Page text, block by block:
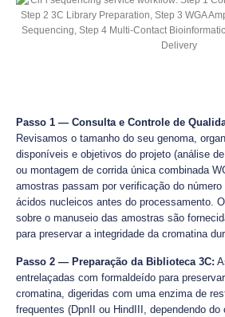
Passo 1 — Consulta e Controle de
Revisamos o tamanho do seu genoma,
disponíveis e objetivos do projeto (análise
ou montagem de corrida única combinada
amostras passam por verificação do
ácidos nucleicos antes do processamento.
sobre o manuseio das amostras são
para preservar a integridade da cromatina
Passo 2 — Preparação da Biblioteca 3C:
entrelaçadas com formaldeído para
cromatina, digeridas com uma enzima de
frequentes (DpnII ou HindIII, dependendo do